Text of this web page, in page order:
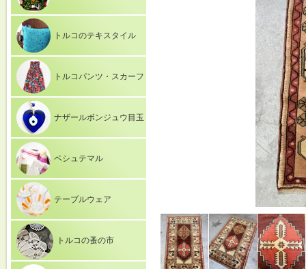
トルコのテキスタイル
トルコパンツ・スカーフ
ナザールボンジュウ目玉
ペシュテマル
テーブルウェア
トルコの蚤の市